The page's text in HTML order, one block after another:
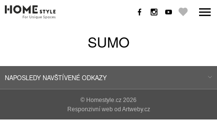
SUMO
NAPOSLEDY NAVŠTÍVENÉ ODKAZY
© Homestyle.cz 2026
Responzivní web od Artweby.cz